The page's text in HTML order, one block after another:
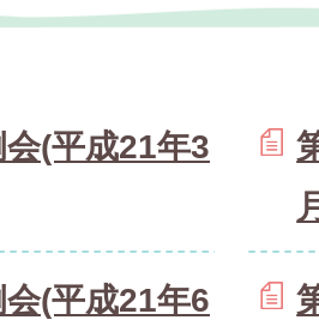
(平成21年3
(平成21年6